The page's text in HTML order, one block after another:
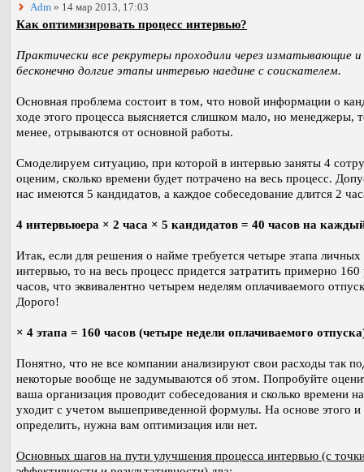
Adm » 14 мар 2013, 17:03
Как оптимизировать процесс интервью?
Практически все рекрутеры проходили через изматывающие и
бесконечно долгие этапы интервью наедине с соискателем.
Основная проблема состоит в том, что новой информации о
ходе этого процесса выясняется слишком мало, но менеджеры,
менее, отрываются от основной работы.
Смоделируем ситуацию, при которой в интервью заняты 4
оценим, сколько времени будет потрачено на весь процесс.
нас имеются 5 кандидатов, а каждое собеседование длится 2
4 интервьюера × 2 часа × 5 кандидатов = 40 часов на
Итак, если для решения о найме требуется четыре этапа личных
интервью, то на весь процесс придется затратить примерно
часов, что эквивалентно четырем неделям оплачиваемого
Дорого!
× 4 этапа = 160 часов (четыре недели оплачиваемого
Понятно, что не все компании анализируют свои расходы так
некоторые вообще не задумываются об этом. Попробуйте
ваша организация проводит собеседования и сколько времени
уходит с учетом вышеприведенной формулы. На основе этого
определить, нужна вам оптимизация или нет.
Основных шагов на пути улучшения процесса интервью (с